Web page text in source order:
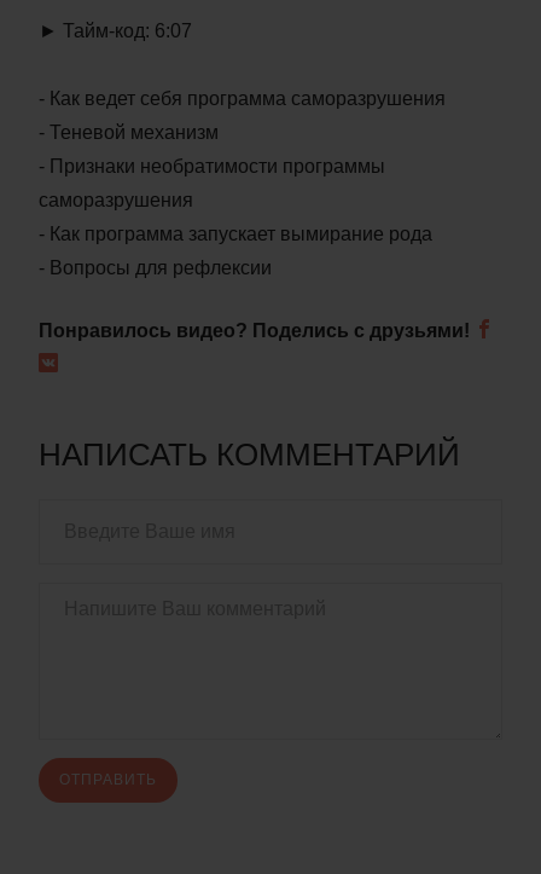
► Тайм-код: 6:07
- Как ведет себя программа саморазрушения
- Теневой механизм
- Признаки необратимости программы
саморазрушения
- Как программа запускает вымирание рода
- Вопросы для рефлексии
Понравилось видео? Поделись с друзьями!
НАПИСАТЬ КОММЕНТАРИЙ